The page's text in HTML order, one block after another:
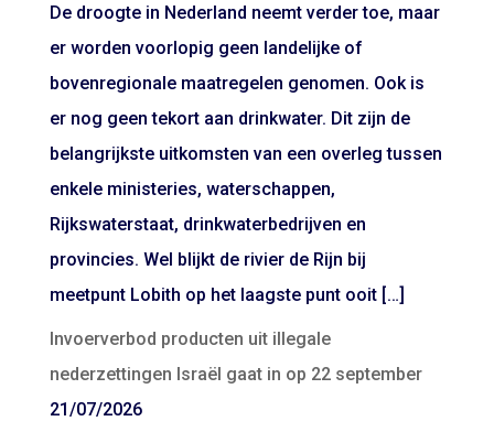
De droogte in Nederland neemt verder toe, maar
er worden voorlopig geen landelijke of
bovenregionale maatregelen genomen. Ook is
er nog geen tekort aan drinkwater. Dit zijn de
belangrijkste uitkomsten van een overleg tussen
enkele ministeries, waterschappen,
Rijkswaterstaat, drinkwaterbedrijven en
provincies. Wel blijkt de rivier de Rijn bij
meetpunt Lobith op het laagste punt ooit […]
Invoerverbod producten uit illegale
nederzettingen Israël gaat in op 22 september
21/07/2026